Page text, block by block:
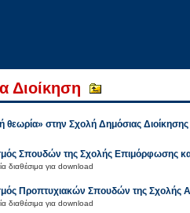
Διοίκηση
θεωρία» στην Σχολή Δημόσιας Διοίκησης
Σπουδών της Σχολής Επιμόρφωσης
διαθέσιμα για download
Προπτυχιακών Σπουδών της Σχολής
διαθέσιμα για download